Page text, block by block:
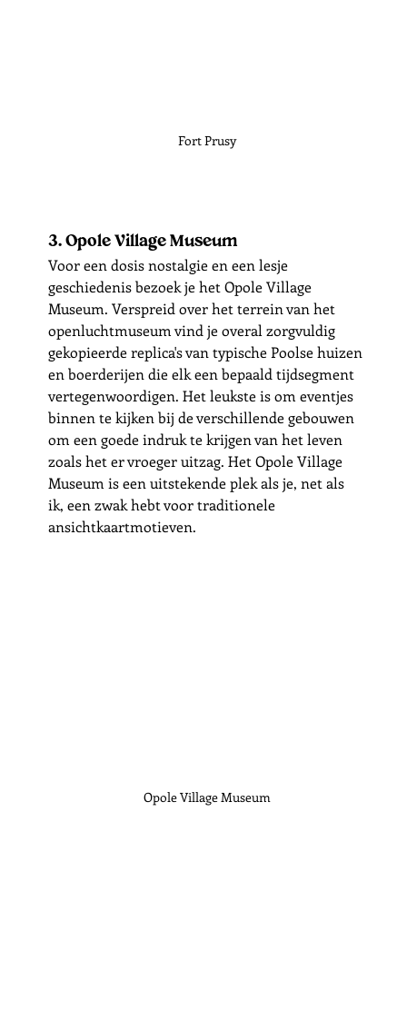
Fort Prusy
3. Opole Village Museum
Voor een dosis nostalgie en een lesje
geschiedenis bezoek je het Opole Village
Museum. Verspreid over het terrein van het
openluchtmuseum vind je overal zorgvuldig
gekopieerde replica's van typische Poolse huizen
en boerderijen die elk een bepaald tijdsegment
vertegenwoordigen. Het leukste is om eventjes
binnen te kijken bij de verschillende gebouwen
om een goede indruk te krijgen van het leven
zoals het er vroeger uitzag. Het Opole Village
Museum is een uitstekende plek als je, net als
ik, een zwak hebt voor traditionele
ansichtkaartmotieven.
Opole Village Museum